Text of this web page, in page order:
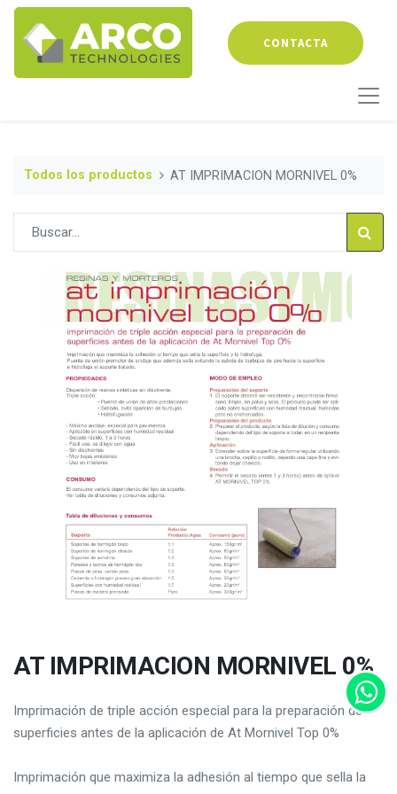
CONTACTA
Todos los productos AT IMPRIMACION MORNIVEL 0%
AT IMPRIMACION MORNIVEL 0%
Imprimación de triple acción especial para la preparación de
superficies antes de la aplicación de At Mornivel Top 0%
Imprimación que maximiza la adhesión al tiempo que sella la